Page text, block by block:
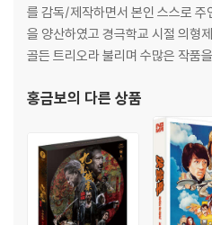
※ 교환/반품 안내
1) 불량으로 인한 교환/반품 요청 시에
상을 요청할 수 있으며, 동영상이 없
관련 사진과 동영상 및 재생 기기 모
2) 사양 오인지, 오 구매, 변심 사유로
부담 후 처리 가능합니다.
3) 스틸북 한정판, 초회 한정판의 경
이동 과정에서의 손상이 발생하면, 재
를 감독/제작하면서 본인 스스로
을 양산하였고 경극학교 시절 의형
골든 트리오라 불리며 수많은 작품
홍금보의 다른 상품